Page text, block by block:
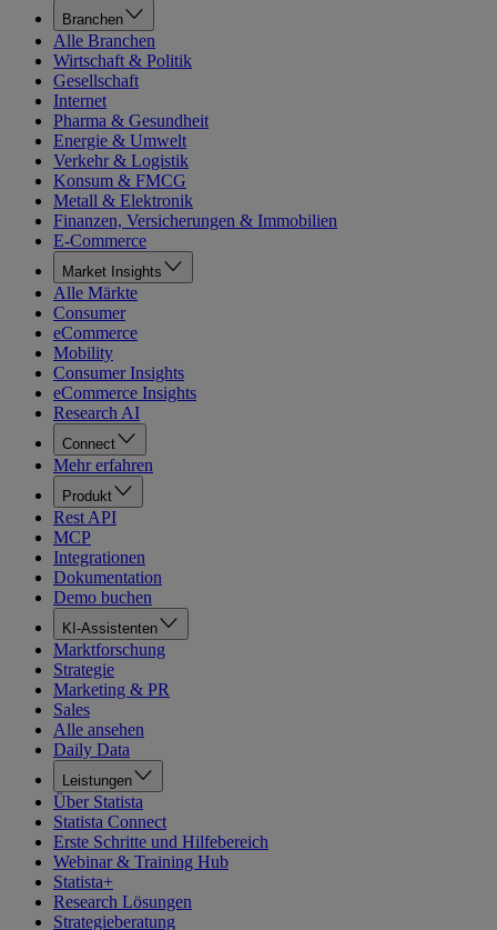
Branchen
Alle Branchen
Wirtschaft & Politik
Gesellschaft
Internet
Pharma & Gesundheit
Energie & Umwelt
Verkehr & Logistik
Konsum & FMCG
Metall & Elektronik
Finanzen, Versicherungen & Immobilien
E-Commerce
Market Insights
Alle Märkte
Consumer
eCommerce
Mobility
Consumer Insights
eCommerce Insights
Research AI
Connect
Mehr erfahren
Produkt
Rest API
MCP
Integrationen
Dokumentation
Demo buchen
KI-Assistenten
Marktforschung
Strategie
Marketing & PR
Sales
Alle ansehen
Daily Data
Leistungen
Über Statista
Statista Connect
Erste Schritte und Hilfebereich
Webinar & Training Hub
Statista+
Research Lösungen
Strategieberatung